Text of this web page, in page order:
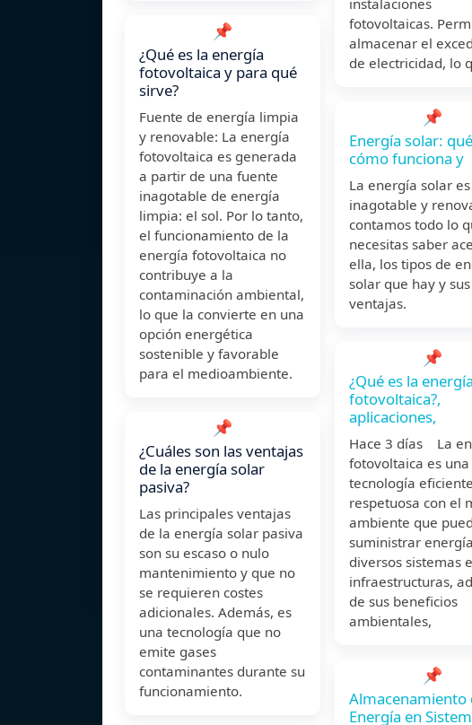
📌
¿Qué es la energía
fotovoltaica y para qué
sirve?
Fuente de energía limpia
y renovable: La energía
fotovoltaica es generada
a partir de una fuente
inagotable de energía
limpia: el sol. Por lo tanto,
el funcionamiento de la
energía fotovoltaica no
contribuye a la
contaminación ambiental,
lo que la convierte en una
opción energética
sostenible y favorable
para el medioambiente.
📌
¿Cuáles son las ventajas
de la energía solar
pasiva?
Las principales ventajas
de la energía solar pasiva
son su escaso o nulo
mantenimiento y que no
se requieren costes
adicionales. Además, es
una tecnología que no
emite gases
contaminantes durante su
funcionamiento.
instalaciones
fotovoltaicas.
almacenar el
de electricidad, lo
📌
Energía solar:
cómo funciona y
La energía solar es
inagotable y
contamos todo lo
necesitas saber
ella, los tipos de
solar que hay y sus
ventajas.
📌
¿Qué es la energía
fotovoltaica?,
aplicaciones,
Hace 3 días La
fotovoltaica es una
tecnología
respetuosa con el
ambiente que
suministrar
diversos sistemas e
infraestructuras,
de sus beneficios
ambientales,
📌
Almacenamiento
Energía en